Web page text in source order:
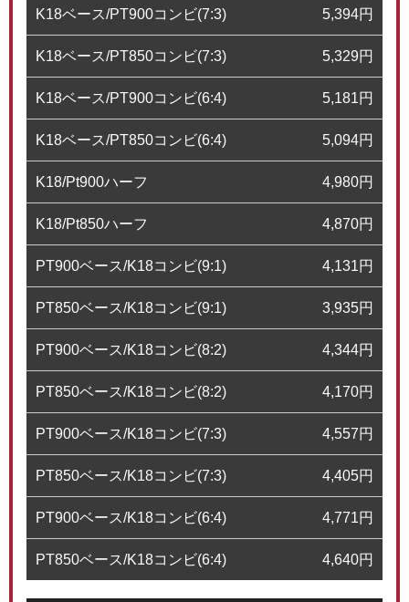
K18ベース/PT900コンビ(7:3) 5,394円
K18ベース/PT850コンビ(7:3) 5,329円
K18ベース/PT900コンビ(6:4) 5,181円
K18ベース/PT850コンビ(6:4) 5,094円
K18/Pt900ハーフ 4,980円
K18/Pt850ハーフ 4,870円
PT900ベース/K18コンビ(9:1) 4,131円
PT850ベース/K18コンビ(9:1) 3,935円
PT900ベース/K18コンビ(8:2) 4,344円
PT850ベース/K18コンビ(8:2) 4,170円
PT900ベース/K18コンビ(7:3) 4,557円
PT850ベース/K18コンビ(7:3) 4,405円
PT900ベース/K18コンビ(6:4) 4,771円
PT850ベース/K18コンビ(6:4) 4,640円